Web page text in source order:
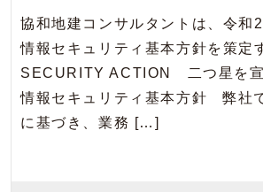
協和地建コンサルタントは、令和
情報セキュリティ基本方針を策定
SECURITY ACTION 二つ星を宣
情報セキュリティ基本方針 弊社
に基づき、業務 […]